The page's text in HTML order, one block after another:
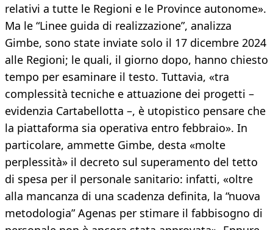
relativi a tutte le Regioni e le Province autonome».
Ma le “Linee guida di realizzazione”, analizza
Gimbe, sono state inviate solo il 17 dicembre 2024
alle Regioni; le quali, il giorno dopo, hanno chiesto
tempo per esaminare il testo. Tuttavia, «tra
complessità tecniche e attuazione dei progetti –
evidenzia Cartabellotta –, è utopistico pensare che
la piattaforma sia operativa entro febbraio». In
particolare, ammette Gimbe, desta «molte
perplessità» il decreto sul superamento del tetto
di spesa per il personale sanitario: infatti, «oltre
alla mancanza di una scadenza definita, la “nuova
metodologia” Agenas per stimare il fabbisogno di